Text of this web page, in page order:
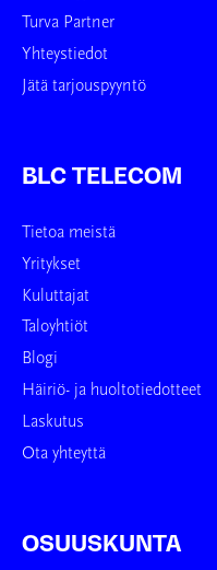
Turva Partner
Yhteystiedot
Jätä tarjouspyyntö
BLC TELECOM
Tietoa meistä
Yritykset
Kuluttajat
Taloyhtiöt
Blogi
Häiriö- ja huoltotiedotteet
Laskutus
Ota yhteyttä
OSUUSKUNTA